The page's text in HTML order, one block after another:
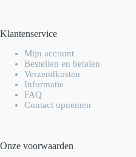
Klantenservice
Mijn account
Bestellen en betalen
Verzendkosten
Informatie
FAQ
Contact opnemen
Onze voorwaarden